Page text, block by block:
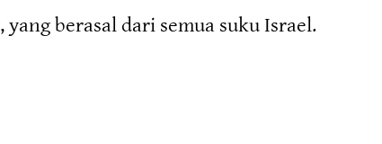
berasal dari semua suku Israel.